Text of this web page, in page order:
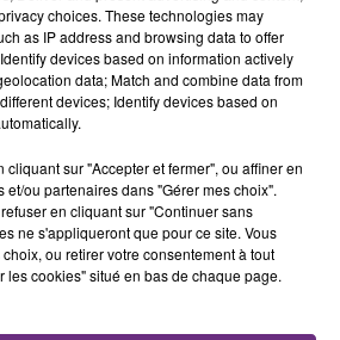
17h58
17h58
ANOTR & 54 ULTRA
choices. These technologies may
as IP address and browsing data to offer
devices based on information actively
data; Match and combine data from
devices; Identify devices based on
cliquant sur "Accepter et fermer", ou affiner en
ou partenaires dans "Gérer mes choix".
en cliquant sur "Continuer sans
ne s'appliqueront que pour ce site. Vous
ou retirer votre consentement à tout
les cookies" situé en bas de chaque page.